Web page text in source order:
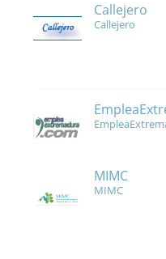
Callejero
Callejero
MIMC
MIMC